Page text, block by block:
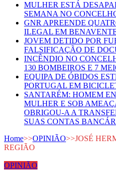
MULHER ESTÁ
SEMANA NO
GNR APREENDE
ILEGAL EM
JOVEM DETIDO POR
FALSIFICAÇÃO DE
INCÊNDIO NO
130 BOMBEIROS E 7
EQUIPA DE ÓBIDOS
PORTUGAL EM
SANTARÉM: HOMEM
MULHER E SOB
OBRIGOU-A A
SUAS CONTAS
Home>>OPINIÃO>>JOSÉ
REGIÃO
OPINIÃO